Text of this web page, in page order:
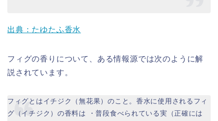
出典：たゆたふ香水
フィグの香りについて、ある情報源では次のように解
説されています。
フィグとはイチジク（無花果）のこと。香水に使用されるフィ
グ（イチジク）の香料は ・普段食べられている実（正確には